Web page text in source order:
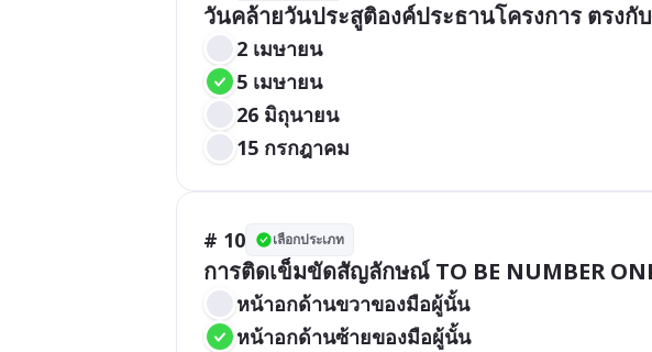
วันคล้ายวันประสูติองค์ประธานโครงการ ตรงกั
2 เมษายน
5 เมษายน
26 มิถุนายน
15 กรกฎาคม
# 10 เลือกประเภท
การติดเข็มขัดสัญลักษณ์ TO BE NUMBER
หน้าอกด้านขวาของมือผู้นั้น
หน้าอกด้านซ้ายของมือผู้นั้น